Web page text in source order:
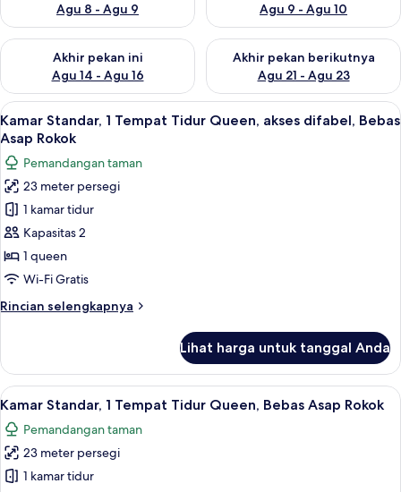
Agu 8 - Agu 9
Agu 9 - Agu 10
Akhir pekan ini
Agu 14 - Agu 16
Periksa ketersediaan untuk akhir pekan ini Agu 14 - Agu 16
Akhir pekan berikutnya
Agu 21 - Agu 23
Periksa ketersediaan untuk
Lihat
semua
foto
untuk
Kamar
Standar,
1
Tempat
Tidur
akses
Asap
Rokok
Meja kerja, ruang kerja ramah
4
Kamar Standar, 1 Tempat Tidur Queen, akses difabel, Bebas
Asap Rokok
Pemandangan taman
23 meter persegi
1 kamar tidur
Kapasitas 2
1 queen
Wi-Fi Gratis
Rincian selengkapnya
Rincian
Kamar
Standar,
1
Tempat
Tidur
Queen,
akses
difabel,
Lihat harga untuk tanggal Anda
Lihat
semua
foto
untuk
Kamar
Meja kerja, ruang kerja ramah
4
Kamar Standar, 1 Tempat Tidur Queen, Bebas Asap Rokok
Pemandangan taman
23 meter persegi
1 kamar tidur